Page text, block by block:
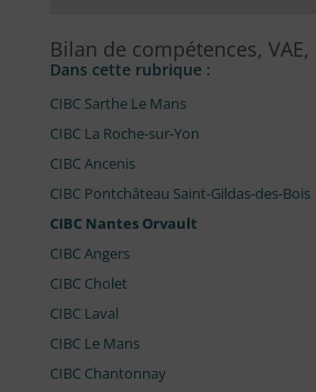
Bilan de compétences, VAE,
Dans cette rubrique :
CIBC Sarthe Le Mans
CIBC La Roche-sur-Yon
CIBC Ancenis
CIBC Pontchâteau Saint-Gildas-des-Bois
CIBC Nantes Orvault
CIBC Angers
CIBC Cholet
CIBC Laval
CIBC Le Mans
CIBC Chantonnay